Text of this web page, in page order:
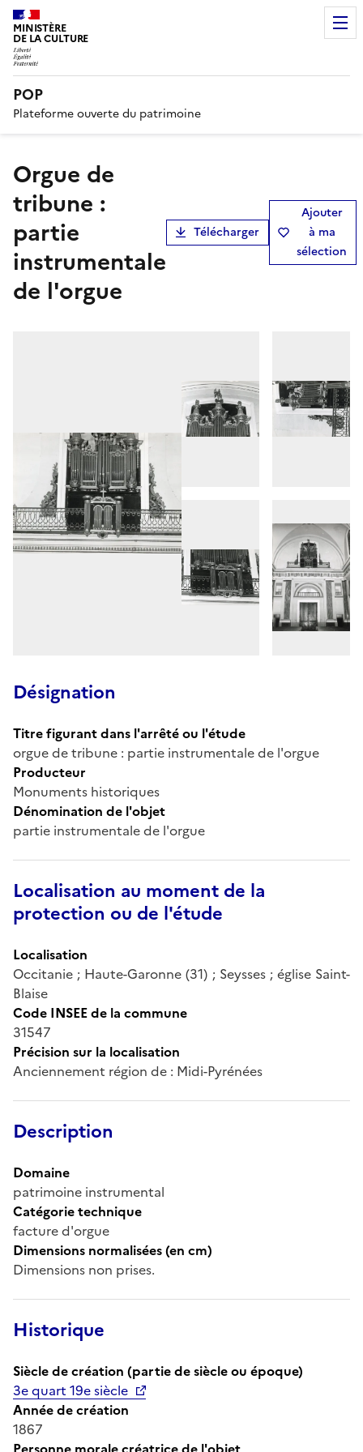
MINISTÈRE
DE LA CULTURE
POP
Plateforme ouverte du patrimoine
orgue de
tribune :
partie
instrumentale
de l'orgue
Télécharger
Ajouter
à ma
sélection
Désignation
Titre figurant dans l'arrêté ou l'étude
orgue de tribune : partie instrumentale de l'orgue
Producteur
Monuments historiques
Dénomination de l'objet
partie instrumentale de l'orgue
Localisation au moment de la
protection ou de l'étude
Localisation
Occitanie ; Haute-Garonne (31) ; Seysses ; église Saint-
Blaise
Code INSEE de la commune
31547
Précision sur la localisation
Anciennement région de : Midi-Pyrénées
Description
Domaine
patrimoine instrumental
Catégorie technique
facture d'orgue
Dimensions normalisées (en cm)
Dimensions non prises.
Historique
Siècle de création (partie de siècle ou époque)
3e quart 19e siècle
Année de création
1867